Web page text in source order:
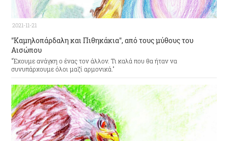
2021-11-21
"Καμηλοπάρδαλη και Πιθηκάκια", από τους μύθους του
Αισώπου
"Έχουμε ανάγκη ο ένας τον άλλον. Τι καλά που θα ήταν να
συνυπάρχουμε όλοι μαζί αρμονικά."